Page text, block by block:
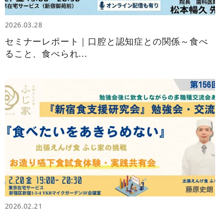
2026.03.28
セミナーレポート｜口腔と認知症との関係～食べ
ること、食べられ...
2026.02.21